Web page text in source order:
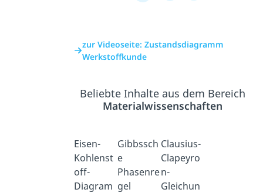
zur Videoseite: Zustandsdiagramm
Werkstoffkunde
Beliebte Inhalte aus dem Bereich
Materialwissenschaften
Eisen-
Kohlenst
off-
Diagram
Gibbssch
e
Phasenre
gel
Clausius-
Clapeyro
n-
Gleichun